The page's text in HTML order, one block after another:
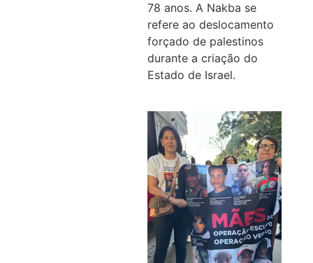
78 anos. A Nakba se
refere ao deslocamento
forçado de palestinos
durante a criação do
Estado de Israel.